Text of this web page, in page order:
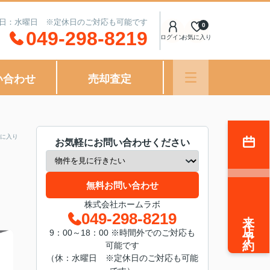
：水曜日 ※定休日のご対応も可能です
049-298-8219 ログインお気に入り
0
合わせ 売却査定
入り
お気軽にお問い合わせください
無料お問い合わせ
株式会社ホームラボ
049-298-8219
9：00～18：00 ※時間外でのご対応も
可能です
（休：水曜日 ※定休日のご対応も可能
来店予約